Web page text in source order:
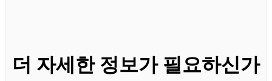
더 자세한 정보가 필요하신가